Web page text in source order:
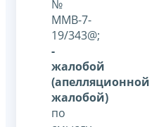
№
ММВ-7-
19/343@;
-
жалобой
(апелляционной
жалобой)
по